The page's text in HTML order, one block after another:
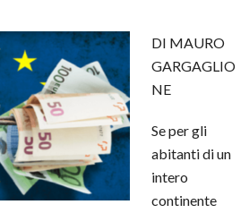
DI MAURO
GARGAGLIO
NE
Se per gli
abitanti di un
intero
continente